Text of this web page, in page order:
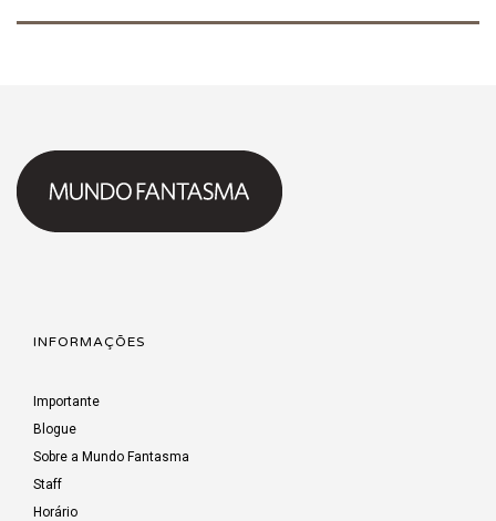
INFORMAÇÕES
Importante
Blogue
Sobre a Mundo Fantasma
Staff
Horário